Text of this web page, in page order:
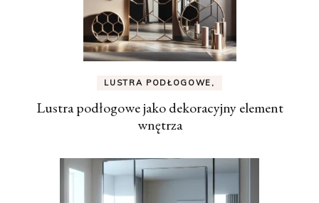
LUSTRA PODŁOGOWE,
Lustra podłogowe jako dekoracyjny element
wnętrza